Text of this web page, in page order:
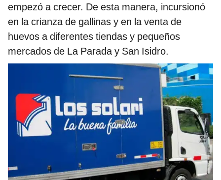
empezó a crecer. De esta manera, incursionó
en la crianza de gallinas y en la venta de
huevos a diferentes tiendas y pequeños
mercados de La Parada y San Isidro.